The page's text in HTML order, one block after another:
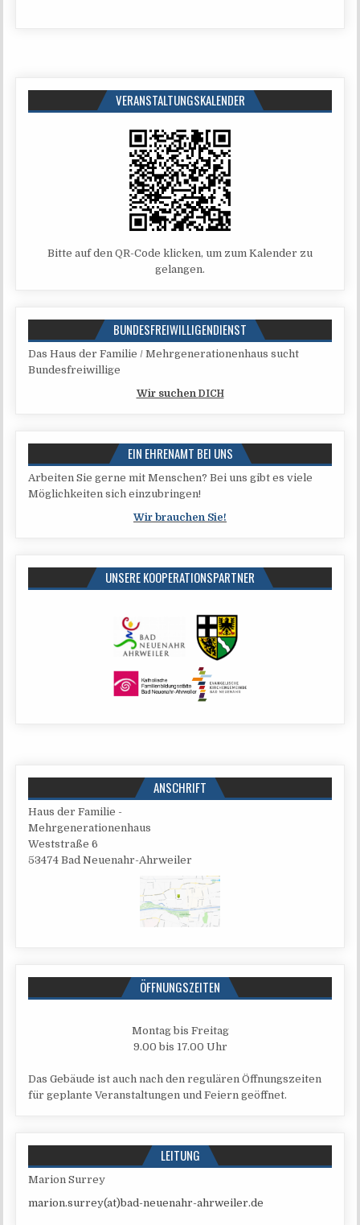
VERANSTALTUNGSKALENDER
Bit­te auf den QR-Code kli­cken, um zum Kalen­der zu
gelangen.
BUNDESFREIWILLIGENDIENST
Das Haus der Fami­lie / Mehr­ge­ne­ra­tio­nen­haus sucht
Bundesfreiwillige
Wir suchen DICH
EIN EHRENAMT BEI UNS
Arbei­ten Sie ger­ne mit Men­schen? Bei uns gibt es vie­le
Mög­lich­kei­ten sich einzubringen!
Wir brau­chen Sie!
UNSERE KOOPERATIONSPARTNER
ANSCHRIFT
Haus der Familie -
Mehrgenerationenhaus
West­stra­ße 6
53474 Bad Neuenahr-Ahrweiler
ÖFFNUNGSZEITEN
Mon­tag bis Freitag
9.00 bis 17.00 Uhr
Das Gebäu­de ist auch nach den regu­lä­ren Öff­nungs­zei­ten
für geplan­te Ver­an­stal­tun­gen und Fei­ern geöffnet.
LEITUNG
Mari­on Surrey
marion.surrey(at)bad-neuenahr-ahrweiler.de